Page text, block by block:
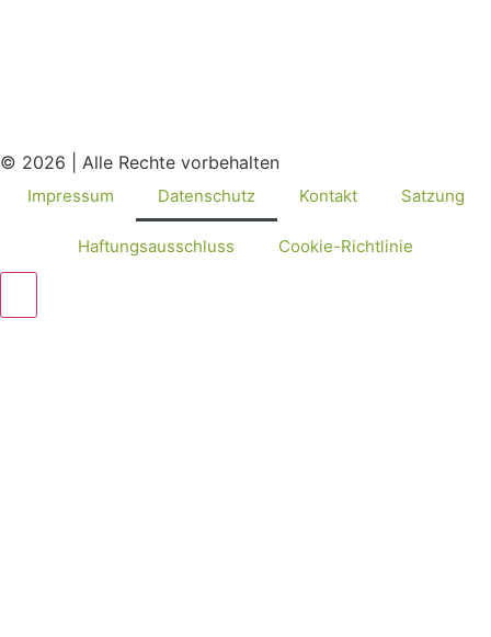
© 2026 | Alle Rechte vorbehalten
Impressum Datenschutz Kontakt Satzung
Haftungsausschluss Cookie-Richtlinie